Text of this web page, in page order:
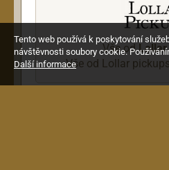
Vše odLollar
Vše od Lollar
Tento web používá k poskytování
návštěvnosti soubory cookie.
Další informace